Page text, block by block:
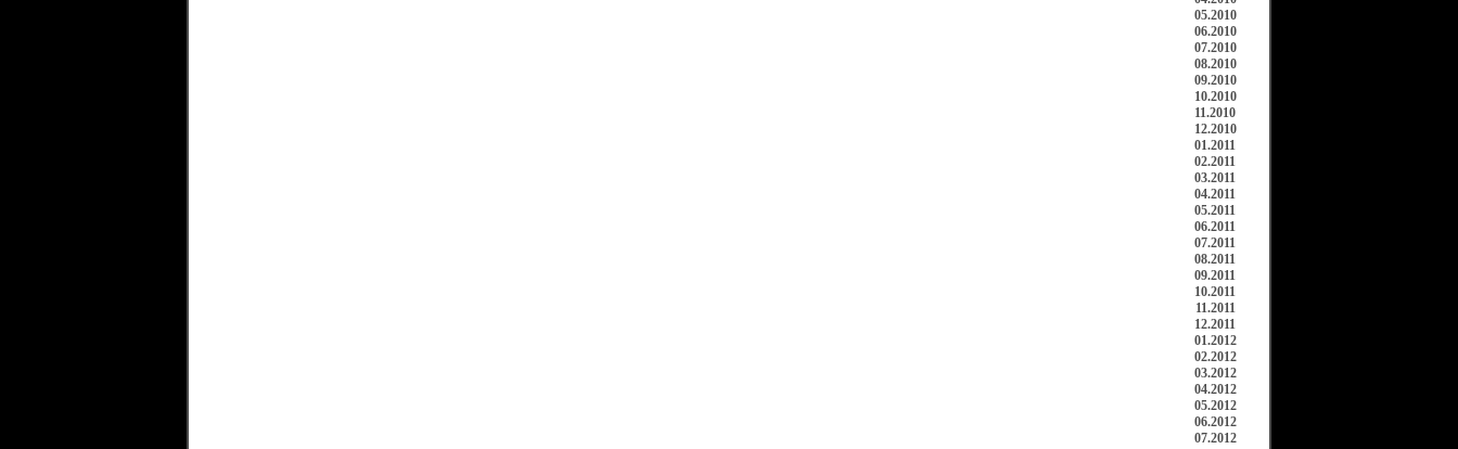
05.2010
06.2010
07.2010
08.2010
09.2010
10.2010
11.2010
12.2010
01.2011
02.2011
03.2011
04.2011
05.2011
06.2011
07.2011
08.2011
09.2011
10.2011
11.2011
12.2011
01.2012
02.2012
03.2012
04.2012
05.2012
06.2012
07.2012